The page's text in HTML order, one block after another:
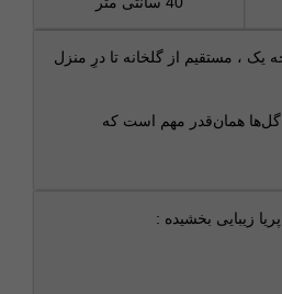
یک ، مستقیم از گلخانه تا درِ منزل
همان‌قدر مهم است که
زیبایی بخشیده :